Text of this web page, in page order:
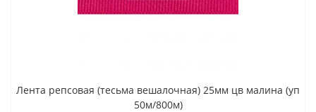
Лента репсовая (тесьма вешалочная) 25мм цв малина (уп
50м/800м)